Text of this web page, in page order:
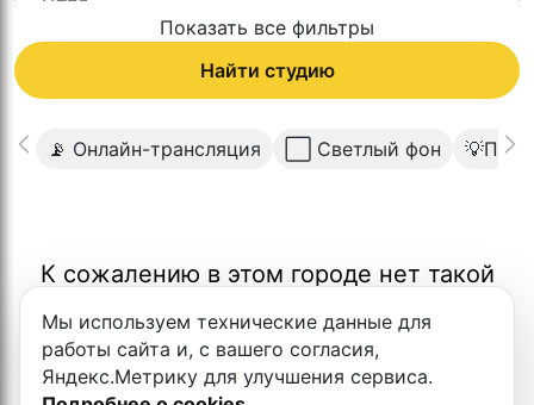
Показать все фильтры
Найти студию
📡 Онлайн-трансляция ⬜️ Светлый фон
К сожалению в этом городе нет такой
Мы используем технические данные для
работы сайта и, с вашего согласия,
Яндекс.Метрику для улучшения сервиса.